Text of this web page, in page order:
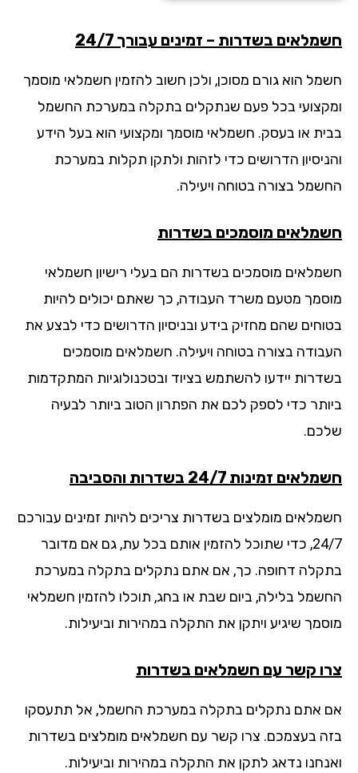
בשדרות – זמינים עבורך 24/7
הוא גורם מסוכן, ולכן חשוב להזמין חשמלאי מוסמך
בכל פעם שנתקלים בתקלה במערכת החשמל
או בעסק. חשמלאי מוסמך ומקצועי הוא בעל הידע
הדרושים כדי לזהות ולתקן תקלות במערכת
בצורה בטוחה ויעילה.
מוסמכים בשדרות
מוסמכים בשדרות הם בעלי רישיון חשמלאי
מטעם משרד העבודה, כך שאתם יכולים להיות
שהם מחזיק בידע ובניסיון הדרושים כדי לבצע את
בצורה בטוחה ויעילה. חשמלאים מוסמכים
יידעו להשתמש בציוד ובטכנולוגיות המתקדמות
כדי לספק לכם את הפתרון הטוב ביותר לבעיה
זמינות 24/7 בשדרות והסביבה
מומלצים בשדרות צריכים להיות זמינים עבורכם
24/7, כדי שתוכל להזמין אותם בכל עת, גם אם מדובר
דחופה. כך, אם אתם נתקלים בתקלה במערכת
בלילה, ביום שבת או בחג, תוכלו להזמין חשמלאי
שיגיע ויתקן את התקלה במהירות וביעילות.
קשר עם חשמלאים בשדרות
אתם נתקלים בתקלה במערכת החשמל, אל תתעסקו
בעצמכם. צרו קשר עם חשמלאים מומלצים בשדרות
נדאג לתקן את התקלה במהירות וביעילות.